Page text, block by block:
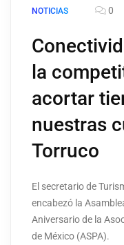
NOTICIAS 0
la
acortar
nuestras
Torruco
El secretario de
encabezó la
Aniversario de la
de México (ASPA).